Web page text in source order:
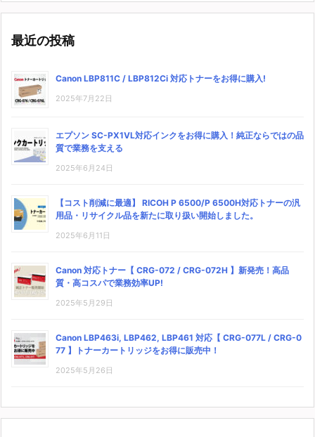
最近の投稿
Canon LBP811C / LBP812Ci 対応トナーをお得に購入!
2025年7月22日
エプソン SC-PX1VL対応インクをお得に購入！純正ならではの品
質で業務を支える
2025年6月24日
【コスト削減に最適】 RICOH P 6500/P 6500H対応トナーの汎
用品・リサイクル品を新たに取り扱い開始しました。
2025年6月11日
Canon 対応トナー【 CRG-072 / CRG-072H 】新発売！高品
質・高コスパで業務効率UP!
2025年5月29日
Canon LBP463i, LBP462, LBP461 対応【 CRG-077L / CRG-0
77 】トナーカートリッジをお得に販売中！
2025年5月26日